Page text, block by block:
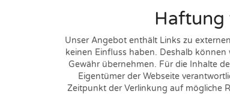
Haftung
Unser Angebot enthält Links zu
keinen Einfluss haben. Deshalb
Gewähr übernehmen. Für die Inhalte
Eigentümer der Webseite
Zeitpunkt der Verlinkung auf mögliche